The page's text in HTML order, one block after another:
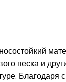
песка и
Благодаря